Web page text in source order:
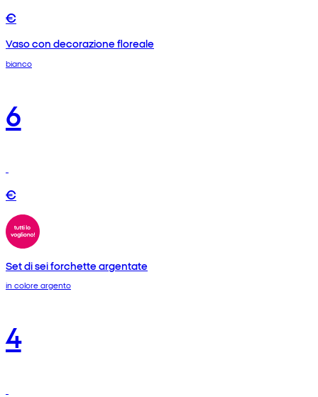
€
Vaso con decorazione floreale
bianco
6
€
Set di sei forchette argentate
in colore argento
4